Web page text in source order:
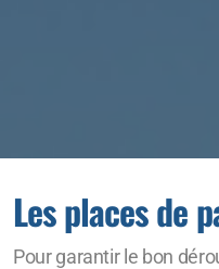
Les places de
Pour garantir le bon
Remise des prix
Météo